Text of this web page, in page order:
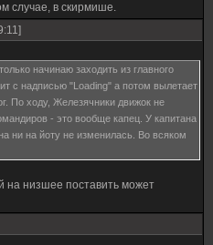
случае, в скирмише.
начинаю заходить из главного
с надписью "Loading" а потом вылетает
По ходу, Железячники движок не
- это вообще капец. У капитана
ни на йоту не изменилась. Во всяком
на низшее поставить может